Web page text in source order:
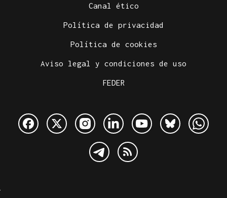
Canal ético
Política de privacidad
Política de cookies
Aviso legal y condiciones de uso
FEDER